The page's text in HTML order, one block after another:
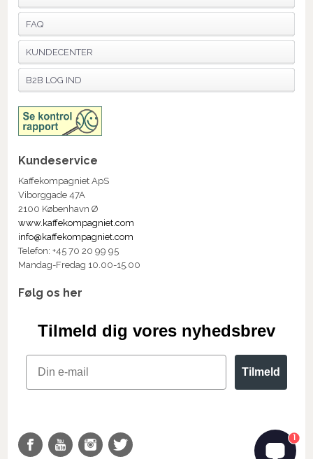
FAQ
KUNDECENTER
B2B LOG IND
Kundeservice
Kaffekompagniet ApS
Viborggade 47A
2100 København Ø
www.kaffekompagniet.com
info@kaffekompagniet.com
Telefon: +45 70 20 99 95
Mandag-Fredag 10.00-15.00
Følg os her
Tilmeld dig vores nyhedsbrev
Email
Tilmeld
1